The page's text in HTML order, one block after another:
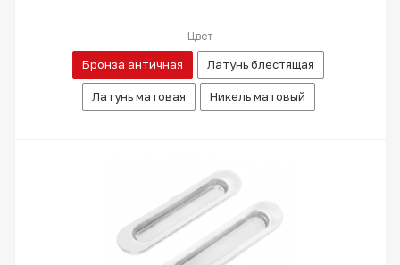
Цвет
Бронза античная Латунь блестящая
Латунь матовая Никель матовый